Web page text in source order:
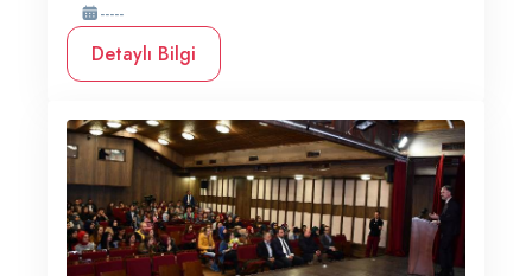
-----
Detaylı Bilgi